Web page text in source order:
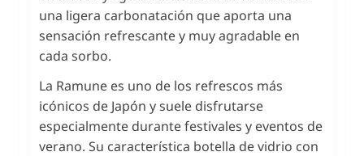
una ligera carbonatación que aporta una
sensación refrescante y muy agradable en
cada sorbo.
La Ramune es uno de los refrescos más
icónicos de Japón y suele disfrutarse
especialmente durante festivales y eventos de
verano. Su característica botella de vidrio con